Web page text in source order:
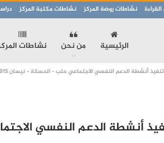
نشاطات روضة المركز نشاطات مكتبة المركز
الرئيسية من نحن نشاطات
أنشطة الدعم النفسي الاجتماعي حلب – الحسكة – نيسان 2015
أنشطة الدعم النفسي